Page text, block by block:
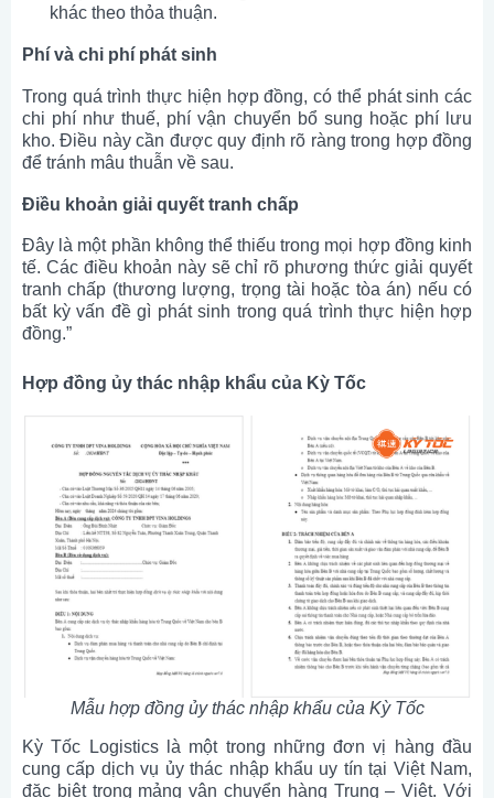
khác theo thỏa thuận.
Phí và chi phí phát sinh
Trong quá trình thực hiện hợp đồng, có thể phát sinh các
chi phí như thuế, phí vận chuyển bổ sung hoặc phí lưu
kho. Điều này cần được quy định rõ ràng trong hợp đồng
để tránh mâu thuẫn về sau.
Điều khoản giải quyết tranh chấp
Đây là một phần không thể thiếu trong mọi hợp đồng kinh
tế. Các điều khoản này sẽ chỉ rõ phương thức giải quyết
tranh chấp (thương lượng, trọng tài hoặc tòa án) nếu có
bất kỳ vấn đề gì phát sinh trong quá trình thực hiện hợp
đồng.”
Hợp đồng ủy thác nhập khẩu của Kỳ Tốc
Mẫu hợp đồng ủy thác nhập khẩu của Kỳ Tốc
Kỳ Tốc Logistics là một trong những đơn vị hàng đầu
cung cấp dịch vụ ủy thác nhập khẩu uy tín tại Việt Nam,
đặc biệt trong mảng vận chuyển hàng Trung – Việt. Với